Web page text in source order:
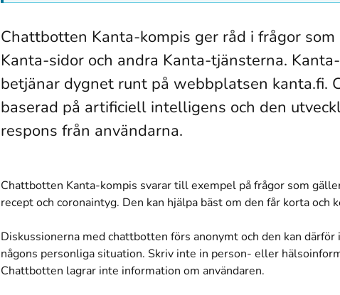
Chattbotten Kanta-kompis ger råd i frågor
Kanta-sidor och andra Kanta-tjänsterna.
betjänar dygnet runt på webbplatsen kanta.fi.
baserad på artificiell intelligens och den
respons från användarna.
Chattbotten Kanta-kompis svarar till exempel på frågor som
recept och coronaintyg. Den kan hjälpa bäst om den får korta och
Diskussionerna med chattbotten förs anonymt och den kan
någons personliga situation. Skriv inte in person- eller
Chattbotten lagrar inte information om användaren.